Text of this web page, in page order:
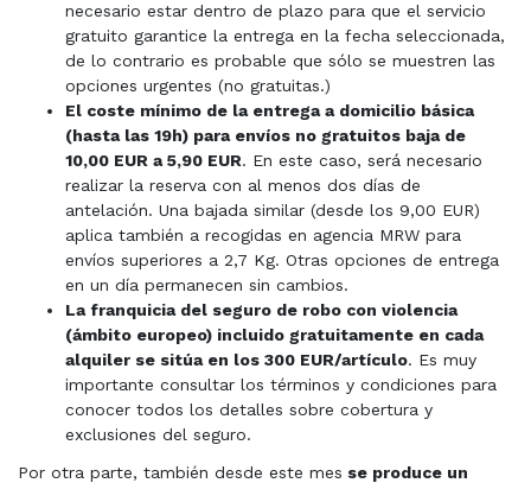
necesario estar dentro de plazo para que el servicio
gratuito garantice la entrega en la fecha seleccionada,
de lo contrario es probable que sólo se muestren las
opciones urgentes (no gratuitas.)
El coste mínimo de la entrega a domicilio básica
(hasta las 19h) para envíos no gratuitos baja de
10,00 EUR a 5,90 EUR. En este caso, será necesario
realizar la reserva con al menos dos días de
antelación. Una bajada similar (desde los 9,00 EUR)
aplica también a recogidas en agencia MRW para
envíos superiores a 2,7 Kg. Otras opciones de entrega
en un día permanecen sin cambios.
La franquicia del seguro de robo con violencia
(ámbito europeo) incluido gratuitamente en cada
alquiler se sitúa en los 300 EUR/artículo. Es muy
importante consultar los términos y condiciones para
conocer todos los detalles sobre cobertura y
exclusiones del seguro.
Por otra parte, también desde este mes se produce un